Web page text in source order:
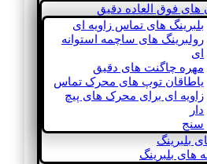
های فوق العاده دقیق
بلبرینگ های تماس زاویه ای
رولبرینگ های ساچمه استوانه
ای
مهره چاگنت های دقیق
یاطاقان توپ های محرک تماس
زاویه ای برای محرک های پیچ
دار
سنج
بلبرینگ
های بلبرینگ